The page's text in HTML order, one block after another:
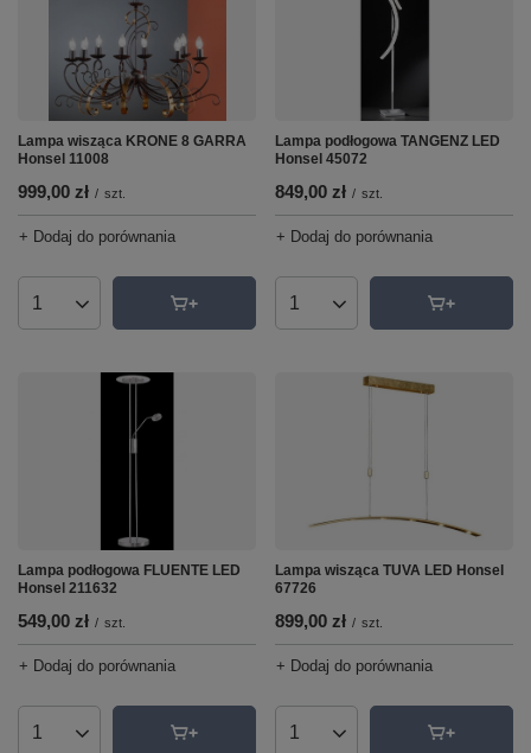
Lampa wisząca KRONE 8 GARRA
Honsel 11008
999,00 zł / szt.
+ Dodaj do porównania
Ilość produktów
Lampa podłogowa TANGENZ LED
Honsel 45072
849,00 zł / szt.
+ Dodaj do porównania
Ilość produktów
Lampa podłogowa FLUENTE LED
Honsel 211632
549,00 zł / szt.
+ Dodaj do porównania
Ilość produktów
Lampa wisząca TUVA LED Honsel
67726
899,00 zł / szt.
+ Dodaj do porównania
Ilość produktów